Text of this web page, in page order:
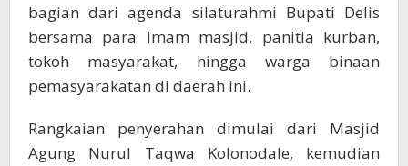
bagian dari agenda silaturahmi Bupati Delis
bersama para imam masjid, panitia kurban,
tokoh masyarakat, hingga warga binaan
pemasyarakatan di daerah ini.
Rangkaian penyerahan dimulai dari Masjid
Agung Nurul Taqwa Kolonodale, kemudian